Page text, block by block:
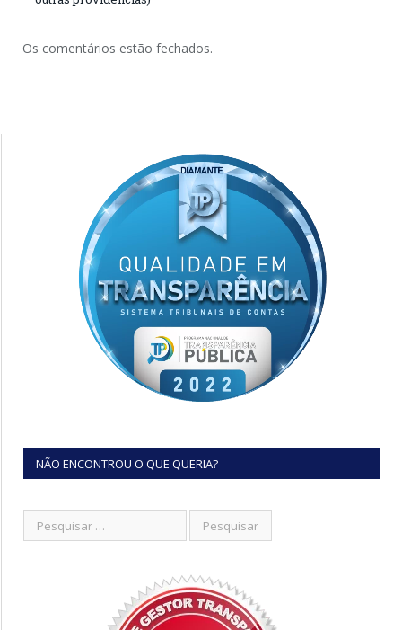
Os comentários estão fechados.
NÃO ENCONTROU O QUE QUERIA?